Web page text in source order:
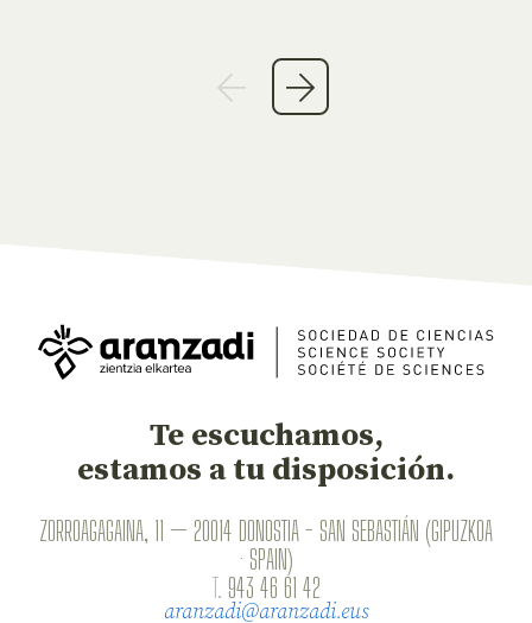
Te escuchamos,
estamos a tu disposición.
ZORROAGAGAINA, 11 — 20014 DONOSTIA - SAN SEBASTIÁN (GIPUZKOA
· SPAIN)
T. 943 46 61 42
aranzadi@aranzadi.eus